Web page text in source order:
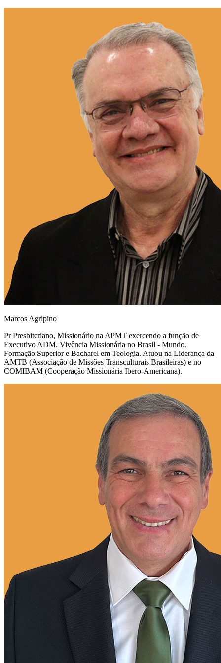
Marcos Agripino
Pr Presbiteriano, Missionário na APMT exercendo a função de
Executivo ADM. Vivência Missionária no Brasil - Mundo.
Formação Superior e Bacharel em Teologia. Atuou na Liderança da
AMTB (Associação de Missões Transculturais Brasileiras) e no
COMIBAM (Cooperação Missionária Ibero-Americana).